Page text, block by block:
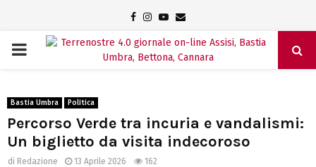
Facebook
Instagram
Youtube
Email
PRIMARY
Bastia Umbra Politica
Percorso Verde tra incuria e vandalismi:
Un biglietto da visita indecoroso
di Redazione 13 Aprile 2026 162